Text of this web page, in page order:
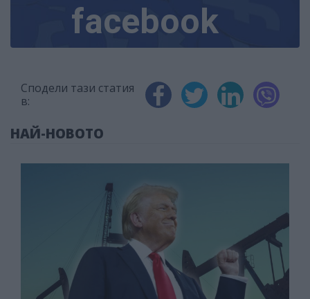
facebook
Сподели тази статия
в:
НАЙ-НОВОТО